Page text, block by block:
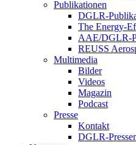
Publikationen
DGLR-
The Energy-
AAE/DGLR-
REUSS
Multimedia
Bilder
Videos
Magazin
Podcast
Presse
Kontakt
DGLR-